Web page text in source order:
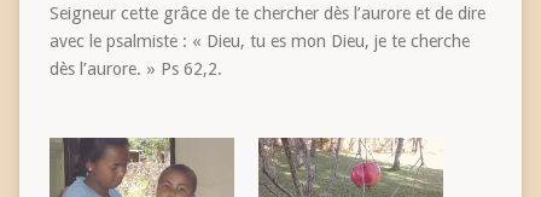
Seigneur cette grâce de te chercher dès l’aurore et de dire
avec le psalmiste : « Dieu, tu es mon Dieu, je te cherche
dès l’aurore. » Ps 62,2.